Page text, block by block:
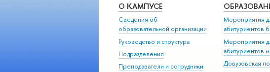
О КАМПУСЕ
Сведения об
образовательной организации
Руководство и структура
Подразделения
Преподаватели и сотрудники
Мероприятия
абитуриентов
Мероприятия
абитуриентов
Довузовская